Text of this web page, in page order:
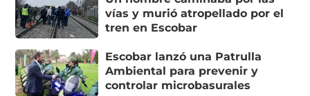
vías y murió atropellado por el
tren en Escobar
Escobar lanzó una Patrulla
Ambiental para prevenir y
controlar microbasurales